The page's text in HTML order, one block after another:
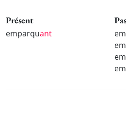
Présent
emparquant